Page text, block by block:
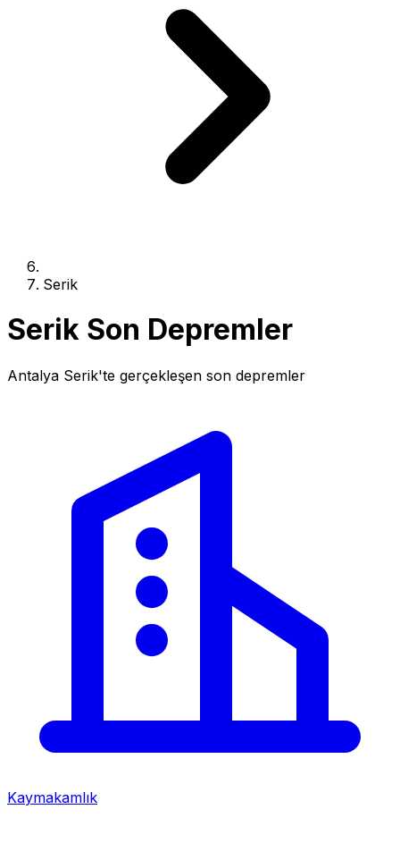
Serik
Serik Son Depremler
Antalya Serik'te gerçekleşen son depremler
Kaymakamlık